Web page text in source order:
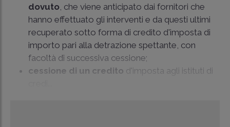
dovuto, che viene anticipato dai fornitori che
hanno effettuato gli interventi e da questi ultimi
recuperato sotto forma di credito d'imposta di
importo pari alla detrazione spettante, con
facoltà di successiva cessione;
cessione di un credito d'imposta agli istituti di